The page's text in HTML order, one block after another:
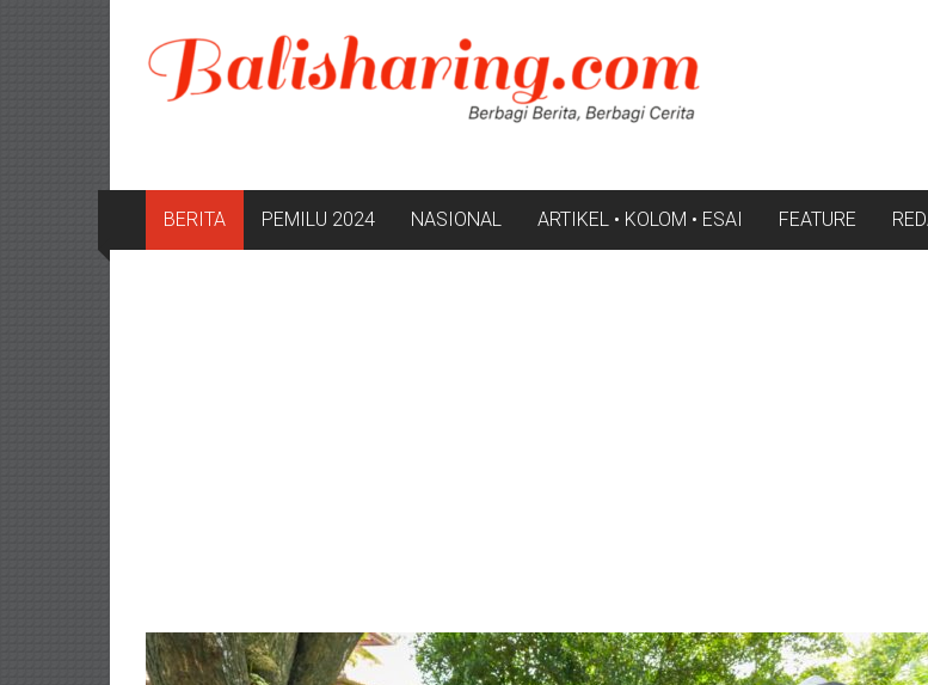
konten
BERITA PEMILU 2024 NASIONAL ARTIKEL • KOLOM • ESAI FEATURE